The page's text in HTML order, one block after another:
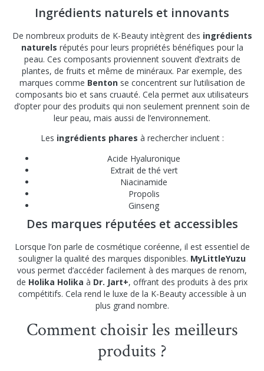
Ingrédients naturels et innovants
De nombreux produits de K-Beauty intègrent des ingrédients
naturels réputés pour leurs propriétés bénéfiques pour la
peau. Ces composants proviennent souvent d’extraits de
plantes, de fruits et même de minéraux. Par exemple, des
marques comme Bentonse concentrent sur l’utilisation de
composants bio et sans cruauté. Cela permet aux utilisateurs
d’opter pour des produits qui non seulement prennent soin de
leur peau, mais aussi de l’environnement.
Les ingrédients phares à rechercher incluent :
Acide Hyaluronique
Extrait de thé vert
Niacinamide
Propolis
Ginseng
Des marques réputées et accessibles
Lorsque l’on parle de cosmétique coréenne, il est essentiel de
souligner la qualité des marques disponibles. MyLittleYuzu
vous permet d’accéder facilement à des marques de renom,
de Holika Holika à Dr. Jart+, offrant des produits à des prix
compétitifs. Cela rend le luxe de la K-Beauty accessible à un
plus grand nombre.
Comment choisir les meilleurs
produits ?